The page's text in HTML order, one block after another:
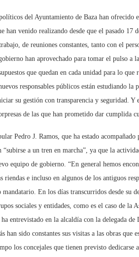
del Ayuntamiento de Baza han ofrecido
han venido realizando desde que el pasado
de reuniones constantes, tanto con el
han aprovechado para tomar el pulso a
que quedan en cada unidad para lo
responsables públicos están estudiando
su gestión con transparencia y seguridad. Y
de las que han prometido dar cumplida
Pedro J. Ramos, que ha estado
“subirse a un tren en marcha”, ya que la
equipo de gobierno. “En general hemos
riendas e incluso en algunos de los antiguos
mandatario. En los días transcurridos desde su
sociales y entidades, como es el caso de la
entrevistado en la alcaldía con la delegada
han sido constantes sus visitas a las obras
los concejales que tienen previsto dedicarse